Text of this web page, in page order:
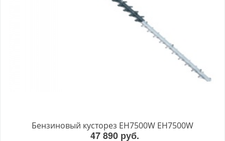
Бензиновый кусторез EH7500W EH7500W
47 890 руб.